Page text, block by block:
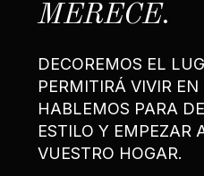
MERECE.
DECOREMOS EL
PERMITIRÁ VIVIR EN
HABLEMOS PARA
ESTILO Y EMPEZAR
VUESTRO HOGAR.